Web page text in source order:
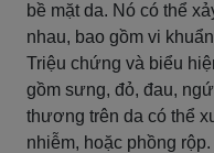
bề mặt da. Nó có thể
nhau, bao gồm vi
Triệu chứng và biểu
gồm sưng, đỏ, đau,
thương trên da có thể
nhiễm, hoặc phồng rộp.